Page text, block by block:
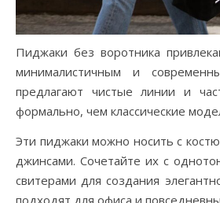
Пиджаки без воротника
минималистичным и
предлагают чистые линии и
формально, чем классические
Эти пиджаки можно носить с
джинсами. Сочетайте их с
свитерами для создания